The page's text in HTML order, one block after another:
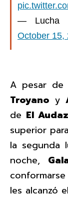
— Lucha
October 15,
A pesar de
Troyano y
de El Audaz
superior
la segunda
noche,
les alcanzó